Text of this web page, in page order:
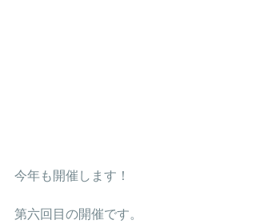
今年も開催します！
第六回目の開催です。